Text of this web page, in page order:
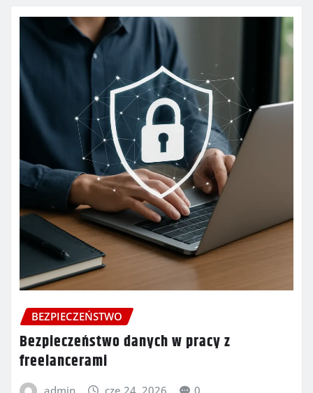
BEZPIECZEŃSTWO
Bezpieczeństwo danych w pracy z
freelancerami